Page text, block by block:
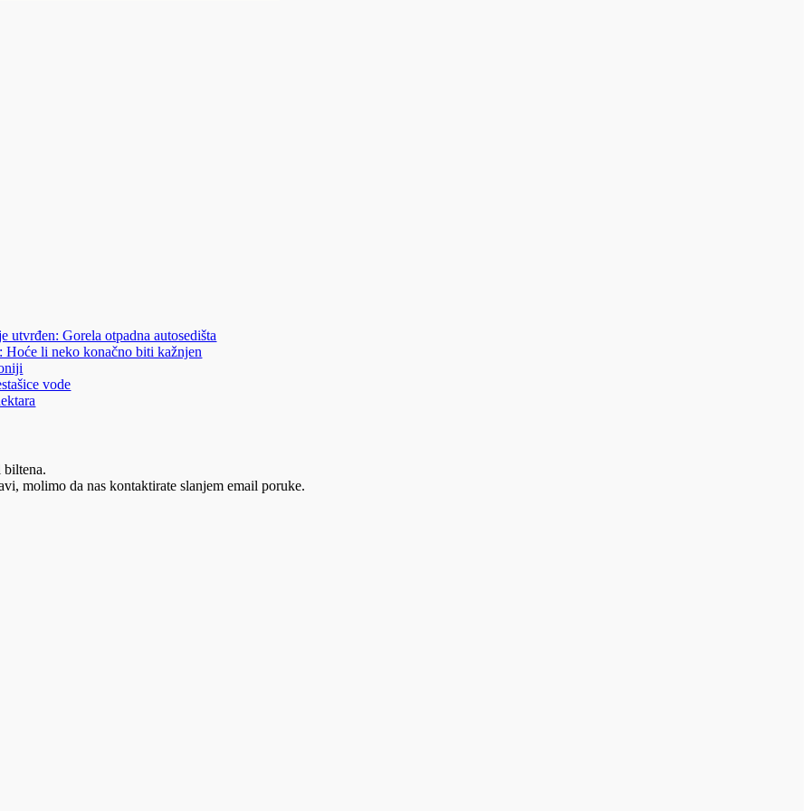
Gorela otpadna autosedišta
Hoće li neko konačno biti kažnjen
vode
biltena.
molimo da nas kontaktirate slanjem email poruke.